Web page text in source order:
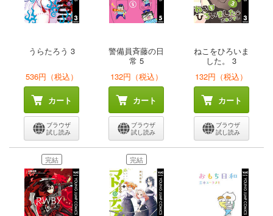
うらたろう 3
536円（税込）
カート
ブラウザ
試し読み
警備員斉藤の日
常 5
132円（税込）
カート
ブラウザ
試し読み
ねこをひろいま
した。 3
132円（税込）
カート
ブラウザ
試し読み
完結 完結